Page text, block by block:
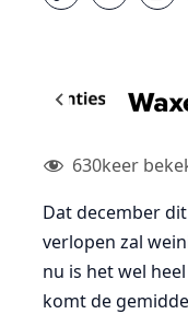
630keer
Dat december
verlopen zal
nu is het wel
komt de